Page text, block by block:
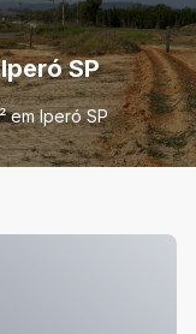
SP
em Iperó SP